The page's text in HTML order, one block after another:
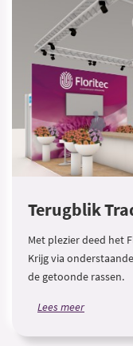
Terugblik
Met plezier deed het
Krijg via
de getoonde rassen.
Lees meer